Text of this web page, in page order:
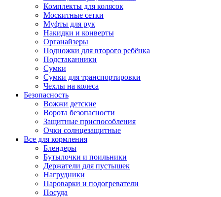
Комплекты для колясок
Москитные сетки
Муфты для рук
Накидки и конверты
Органайзеры
Подножки для второго ребёнка
Подстаканники
Сумки
Сумки для транспортировки
Чехлы на колеса
Безопасность
Вожжи детские
Ворота безопасности
Защитные приспособления
Очки солнцезащитные
Все для кормления
Блендеры
Бутылочки и поильники
Держатели для пустышек
Нагрудники
Пароварки и подогреватели
Посуда